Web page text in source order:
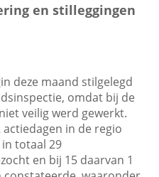
en stilleggingen
deze maand stilgelegd
omdat bij de
veilig werd gewerkt.
in de regio
totaal 29
en bij 15 daarvan 1